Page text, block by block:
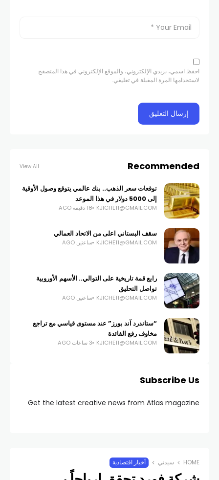
احفظ اسمي، بريدي الإلكتروني، والموقع الإلكتروني في هذا المتصفح
لاستخدامها المرة المقبلة في تعليقي.
Recommended
View All
توقعات سعر الذهب.. بنك عالمي يتوقع وصول الأوقية
إلى 5000 دولار في هذا الموعد
KJICHE11@GMAIL.COM 18 دقيقة AGO
سقف البستاني اعلى من الاتحاد العمالي
KJICHE11@GMAIL.COM ساعتين AGO
رابع قمة تاريخية على التوالي.. الأسهم الأوروبية
تواصل التحليق
KJICHE11@GMAIL.COM ساعتين AGO
“ستاندرد آند بورز” عند مستوى قياسي مع تراجع
مخاوف رفع الفائدة
KJICHE11@GMAIL.COM 3 ساعات AGO
Subscribe Us
Get the latest creative news from Atlas magazine
HOME سيدتي أخبار اقتصادية